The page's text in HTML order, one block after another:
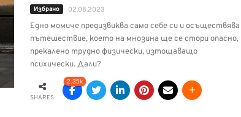
Избрано 02.08.2023
Едно момиче предизвиква само себе си и осъществява
пътешествие, което на мнозина ще се стори опасно,
прекалено трудно физически, изтощаващо
психически. Дали?
SHARES
2.35k